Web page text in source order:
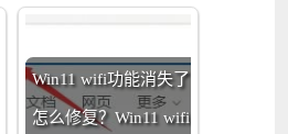
Win11 wifi功能消失了
怎么修复？Win11 wifi